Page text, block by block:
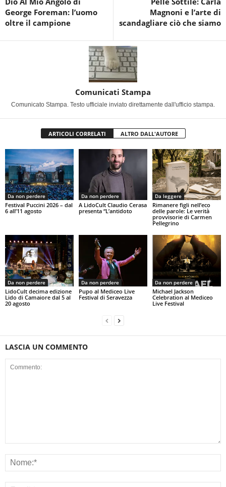
George Foreman: l’uomo
oltre il campione
Magnoni e l’arte di
scandagliare ciò che siamo
Comunicati Stampa
Comunicato Stampa. Testo ufficiale inviato direttamente dall'ufficio stampa.
ARTICOLI CORRELATI ALTRO DALL'AUTORE
Da non perdere
Festival Puccini 2026 – dal
6 all’11 agosto
Da non perdere
A LidoCult Claudio Cerasa
presenta “L’antidoto
Da leggere
Rimanere figli nell’eco
delle parole: Le verità
provvisorie di Carmen
Pellegrino
Da non perdere
LidoCult decima edizione
Lido di Camaiore dal 5 al
20 agosto
Da non perdere
Pupo al Mediceo Live
Festival di Seravezza
Da non perdere
Michael Jackson
Celebration al Mediceo
Live Festival
LASCIA UN COMMENTO